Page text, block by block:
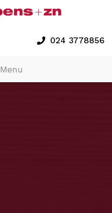
024 3778856
Menu